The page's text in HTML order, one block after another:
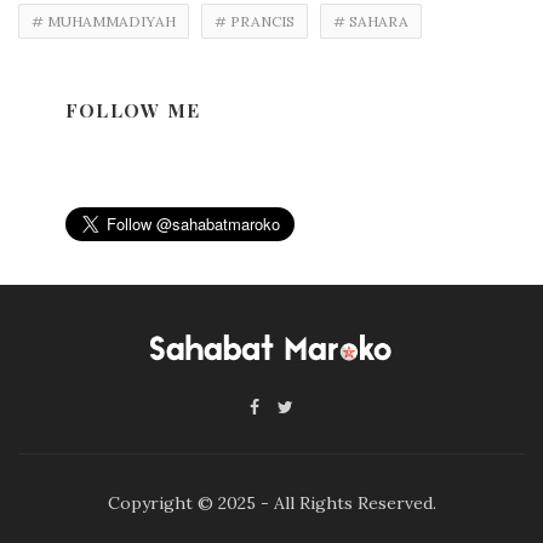
# MUHAMMADIYAH # PRANCIS # SAHARA
FOLLOW ME
Copyright © 2025 - All Rights Reserved.